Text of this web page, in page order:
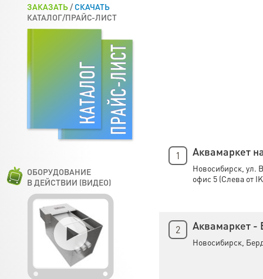
1 Аквамаркет
Новосибирск, ул.
офис 5 (Слева от
2 Аквамаркет -
Новосибирск,
ЗАКАЗАТЬ/СКАЧАТЬ
КАТАЛОГ/ПРАЙС-ЛИСТ
ОБОРУДОВАНИЕ
В ДЕЙСТВИИ (ВИДЕО)